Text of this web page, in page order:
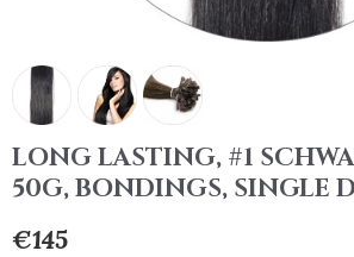
LONG LASTING, #1
50G, BONDINGS, SINGLE
€145